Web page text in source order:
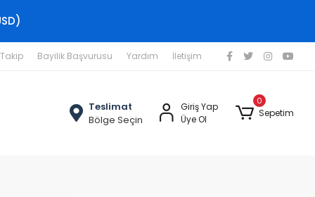
Bayilik Başvurusu Yardım İletişim
Teslimat
Bölge Seçin
Giriş Yap
Üye Ol
0
Sepetim